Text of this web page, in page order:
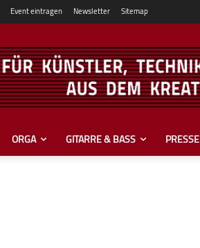
Event eintragen Newsletter Sitemap
ORGA GITARRE & BASS PRESSE